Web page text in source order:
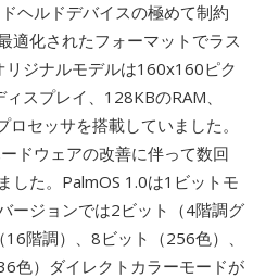
ヘルドデバイスの極めて制約
適化されたフォーマットでラス
ジナルモデルは160x160ピク
スプレイ、128KBのRAM、
セッサを搭載していました。
ドウェアの改善に伴って数回
した。PalmOS 1.0は1ビットモ
ージョンでは2ビット（4階調グ
階調）、8ビット（256色）、
色）ダイレクトカラーモードが